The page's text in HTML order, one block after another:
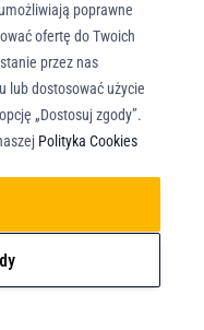
zastrzeżone. All rights
poprawne
ofertę do Twoich
przez nas
lub dostosować użycie
„Dostosuj zgody”.
Polityka Cookies